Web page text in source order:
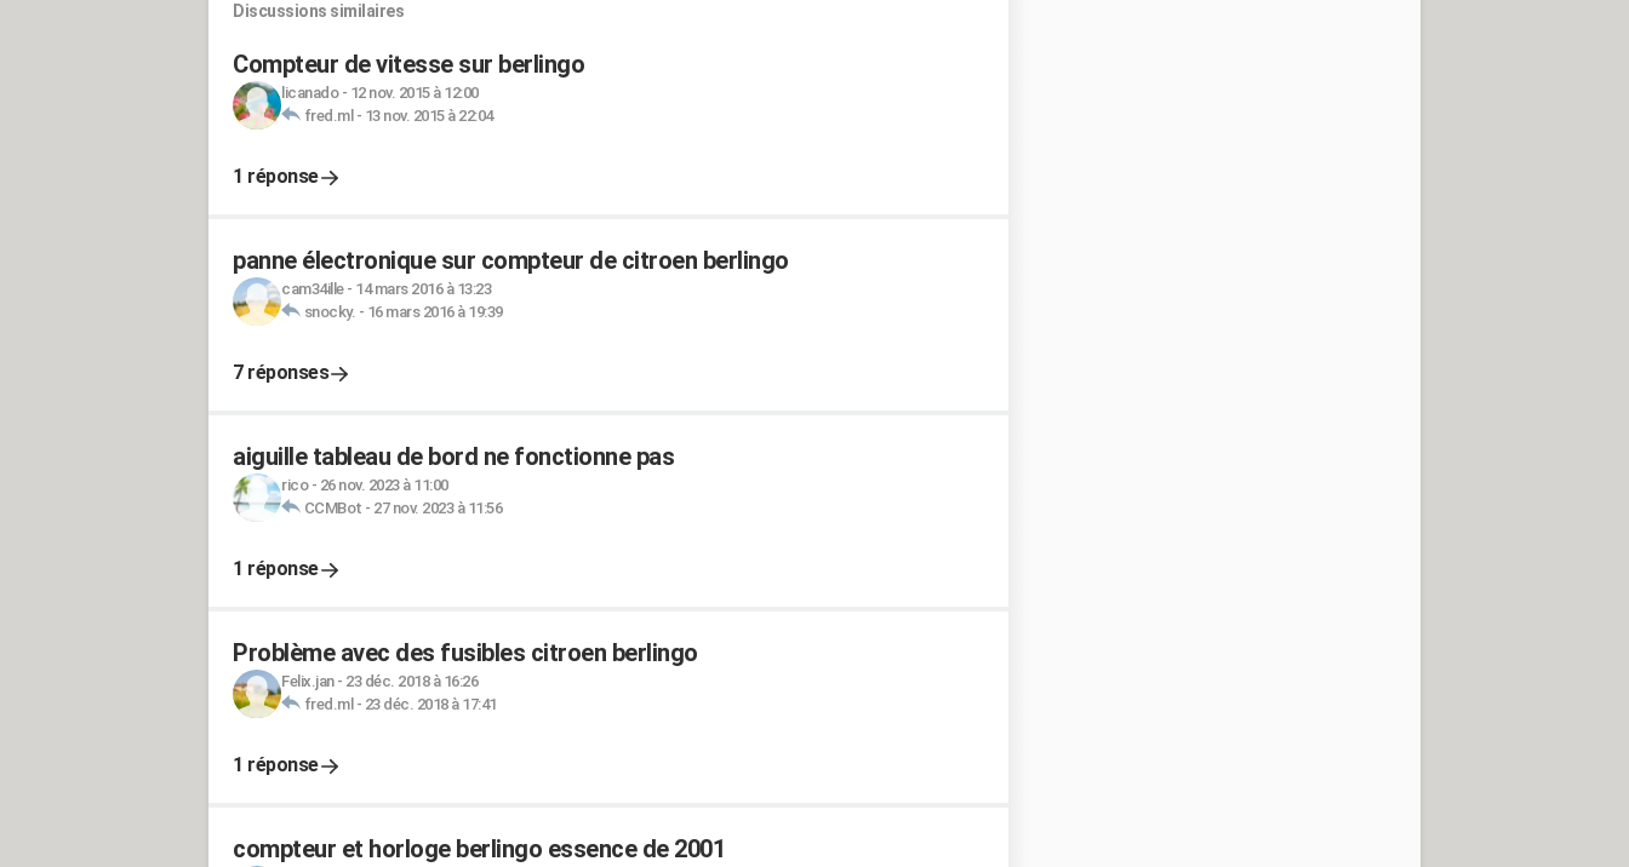
Discussions similaires
Compteur de vitesse sur berlingo
licanado- 12 nov. 2015 à 12:00
fred.ml - 13 nov. 2015 à 22:04
1 réponse
panne électronique sur compteur de citroen berlingo
cam34ille- 14 mars 2016 à 13:23
snocky. - 16 mars 2016 à 19:39
7 réponses
aiguille tableau de bord ne fonctionne pas
rico- 26 nov. 2023 à 11:00
CCMBot - 27 nov. 2023 à 11:56
1 réponse
Problème avec des fusibles citroen berlingo
Felix.jan- 23 déc. 2018 à 16:26
fred.ml - 23 déc. 2018 à 17:41
1 réponse
compteur et horloge berlingo essence de 2001